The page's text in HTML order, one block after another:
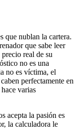
que nublan la cartera.
que sabe leer
real de su
no es una
no es víctima, el
perfectamente en
varias
acepta la pasión es
la calculadora le